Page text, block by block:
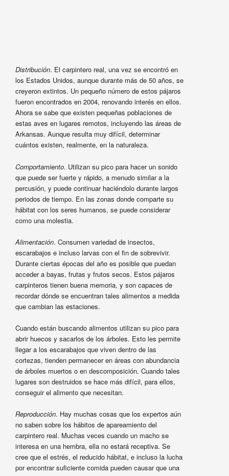
Distribución. El carpintero real, una vez se encontró en
los Estados Unidos, aunque durante más de 50 años, se
creyeron extintos. Un pequeño número de estos pájaros
fueron encontrados en 2004, renovando interés en ellos.
Ahora se sabe que existen pequeñas poblaciones de
estas aves en lugares remotos, incluyendo las áreas de
Arkansas. Aunque resulta muy difícil, determinar
cuántos existen, realmente, en la naturaleza.
Comportamiento. Utilizan su pico para hacer un sonido
que puede ser fuerte y rápido, a menudo similar a la
percusión, y puede continuar haciéndolo durante largos
periodos de tiempo. En las zonas donde comparte su
hábitat con los seres humanos, se puede considerar
como una molestia.
Alimentación. Consumen variedad de insectos,
escarabajos e incluso larvas con el fin de sobrevivir.
Durante ciertas épocas del año es posible que puedan
acceder a bayas, frutas y frutos secos. Estos pájaros
carpinteros tienen buena memoria, y son capaces de
recordar dónde se encuentran tales alimentos a medida
que cambian las estaciones.
Cuando están buscando alimentos utilizan su pico para
abrir huecos y sacarlos de los árboles. Esto les permite
llegar a los escarabajos que viven dentro de las
cortezas, tienden permanecer en áreas con abundancia
de árboles muertos o en descomposición. Cuando tales
lugares son destruidos se hace más difícil, para ellos,
conseguir el alimento que necesitan.
Reproducción. Hay muchas cosas que los expertos aún
no saben sobre los hábitos de apareamiento del
carpintero real. Muchas veces cuando un macho se
interesa en una hembra, ella no estará receptiva. Se
cree que el estrés, el reducido hábitat, e incluso la lucha
por encontrar suficiente comida pueden causar que una